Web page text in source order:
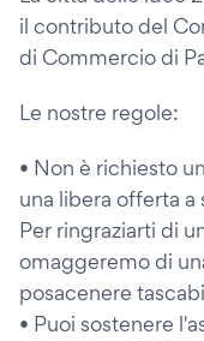
il contributo del
di Commercio di
Le nostre regole:
• Non è richiesto
una libera offerta
Per ringraziarti di
omaggeremo di
posacenere
• Puoi sostenere